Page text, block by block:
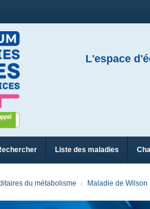
L'espace
Liste des maladies
du métabolisme Maladie de Wilson